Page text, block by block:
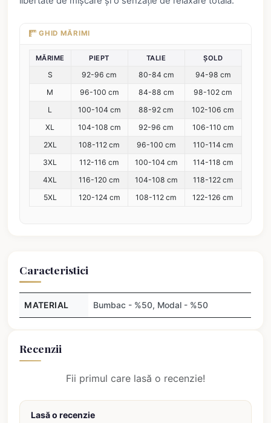
GHID MĂRIMI
MĂRIME PIEPT TALIE ȘOLD
S 92-96 cm 80-84 cm
94-98 cm
M
96-100 cm 84-88 cm
98-102 cm
L
100-104 cm 88-92 cm
102-106 cm
XL
104-108 cm 92-96 cm
106-110 cm
2XL
108-112 cm 96-100 cm
110-114 cm
3XL
112-116 cm 100-104 cm
114-118 cm
4XL
116-120 cm 104-108 cm
118-122 cm
5XL
120-124 cm 108-112 cm 122-126 cm
Caracteristici
MATERIAL Bumbac - %50, Modal - %50
Recenzii
Fii primul care lasă o recenzie!
Lasă o recenzie